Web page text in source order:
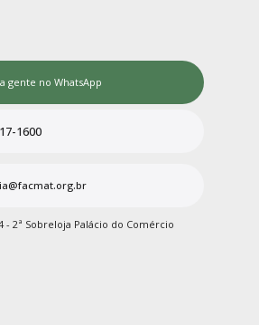
gente no WhatsApp
1600
- 2ª Sobreloja Palácio do Comércio